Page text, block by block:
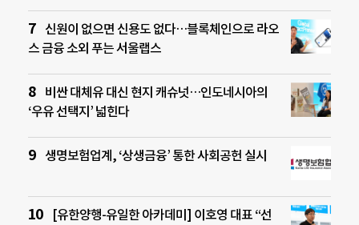
신원이 없으면 신용도 없다…블록체인으로 라오
스 금융 소외 푸는 서울랩스
비싼 대체유 대신 현지 캐슈넛…인도네시아의
‘우유 선택지’ 넓힌다
생명보험업계, ‘상생금융’ 통한 사회공헌 실시
[유한양행-유일한 아카데미] 이호영 대표 “선